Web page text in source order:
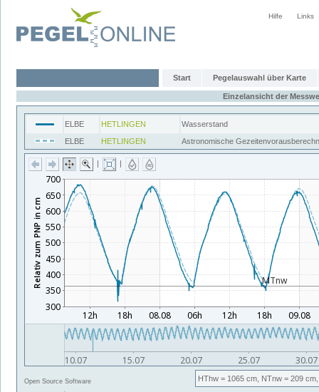
Hilfe Links
Start Pegelauswahl über Karte
Einzelansicht der
ELBE HETLINGEN
Wasserstand
ELBE
HETLINGEN Astronomische
| |
Open Source Software HThw = 1065 cm, NTnw = 209 cm,